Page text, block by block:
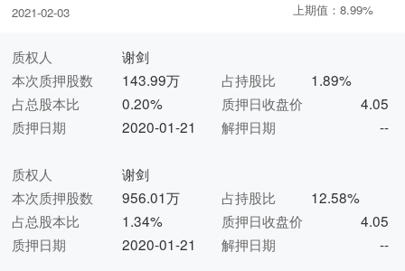
2021-02-03 上期值：8.99%
质权人
谢剑
本次质押股数
143.99万 占持股比
1.89%
占总股本比
0.20% 质押日收盘价
4.05
质押日期
2020-01-21 解押日期 --
质权人
谢剑
本次质押股数
956.01万 占持股比
12.58%
占总股本比
1.34% 质押日收盘价
4.05
质押日期
2020-01-21 解押日期 --